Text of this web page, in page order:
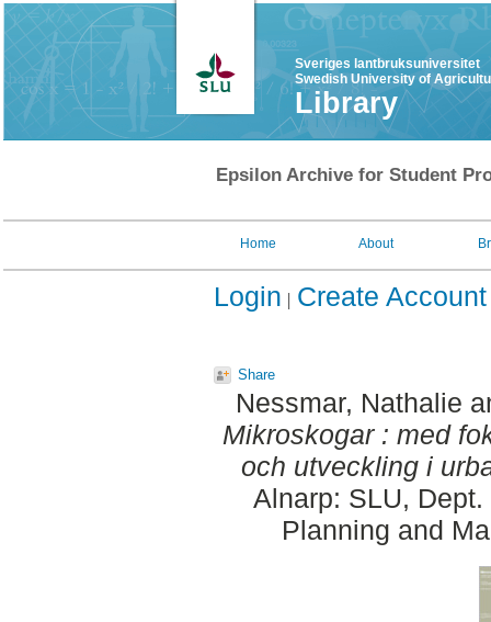
Sveriges lantbruksuniversitet
Swedish University of
Library
Epsilon Archive for Student
Home About
Login Create Account
Share
Nessmar, Nathalie
Mikroskogar : med
och utveckling i
Alnarp: SLU,
Planning and